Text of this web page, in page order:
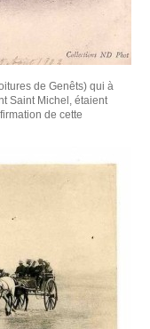
de Genêts) qui à
Saint Michel, étaient
de cette